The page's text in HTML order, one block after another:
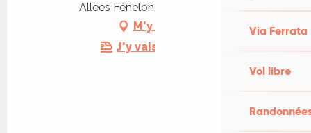
Via Ferrata
Vol libre
Allées Fénelon, 46000 Cahors
M'y rendre
J'y vais en train !